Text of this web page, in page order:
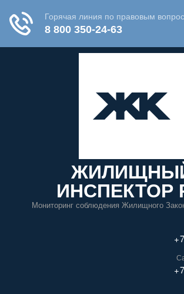
ИНСПЕКТОР
Мониторинг соблюдения Жилищного